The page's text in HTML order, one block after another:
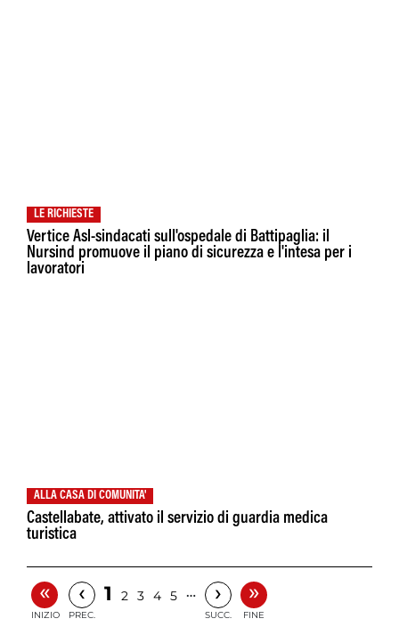
LE RICHIESTE
Vertice Asl-sindacati sull'ospedale di Battipaglia: il
Nursind promuove il piano di sicurezza e l'intesa per i
lavoratori
ALLA CASA DI COMUNITA'
Castellabate, attivato il servizio di guardia medica
turistica
«
INIZIO
‹
PREC.
1 2 3 4 5 … ›
SUCC.
»
FINE